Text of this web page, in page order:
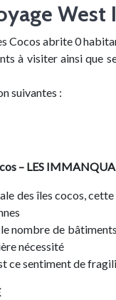
West
Cocos abrite 0
à visiter ainsi que
suivantes :
– LES
des îles cocos,
nombre de
nécessité
ce sentiment de